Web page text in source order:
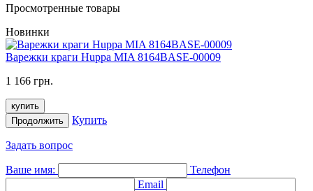
Просмотренные товары
Новинки
Варежки краги Huppa MIA 8164BASE-00009
1 166 грн.
купить
Продолжить
Купить
Задать вопрос
Ваше имя:
Телефон
Email